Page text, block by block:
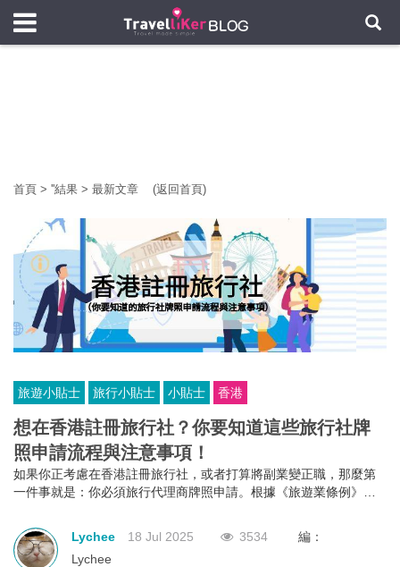
首頁 > ''結果 > 最新文章 (返回首頁)
旅遊小貼士 旅行小貼士 小貼士 香港
想在香港註冊旅行社？你要知道這些旅行社牌
照申請流程與注意事項！
如果你正考慮在香港註冊旅行社，或者打算將副業變正職，那麼第
一件事就是：你必須旅行代理商牌照申請。根據《旅遊業條例》第
遊團或接待到港旅客的業務，都必須向旅遊業監管局申請並持有有
效的旅行代理商牌照。沒有這個牌照？那就不能經營！
Lychee 18 Jul 2025 3534
編：
Lychee